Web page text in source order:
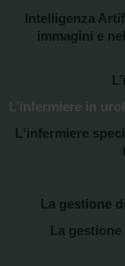
Intelligenza
immagini e
L’infermiere in
L'infermiere
La gestione
La